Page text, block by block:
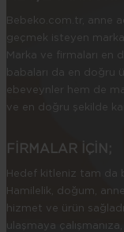
Bebeko.com.tr, anne
geçmek isteyen
Marka ve firmaları en
babaları da en doğru
ebeveynler hem de
ve en doğru şekilde
FİRMALAR İÇİN;
Hedef kitleniz tam da
Hamilelik, doğum,
hizmet ve ürün
ulaşmaya